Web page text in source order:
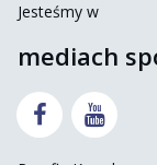
Jesteśmy w
mediach
 